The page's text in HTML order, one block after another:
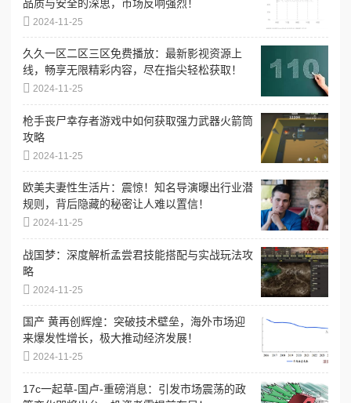
品质与安全的深思，市场反响强烈！
2024-11-25
久久一区二区三区免费播放：最新影视资源上
线，畅享无限精彩内容，尽在指尖轻松获取！
2024-11-25
枪手丧尸幸存者游戏中如何获取强力武器火箭筒
攻略
2024-11-25
欧美夫妻性生活片：震惊！知名导演曝出行业潜
规则，背后隐藏的秘密让人难以置信！
2024-11-25
战国梦：深度解析孟尝君技能搭配与实战玩法攻
略
2024-11-25
国产 黄再创辉煌：突破技术壁垒，海外市场迎
来爆发性增长，极大推动经济发展！
2024-11-25
17c一起草-国卢-重磅消息：引发市场震荡的政